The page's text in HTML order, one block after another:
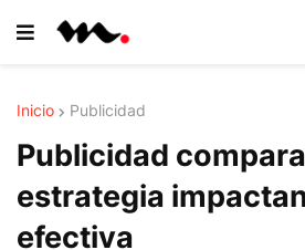
Inicio Publicidad
Publicidad
estrategia
efectiva